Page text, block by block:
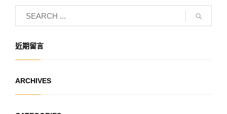
近期留言
ARCHIVES